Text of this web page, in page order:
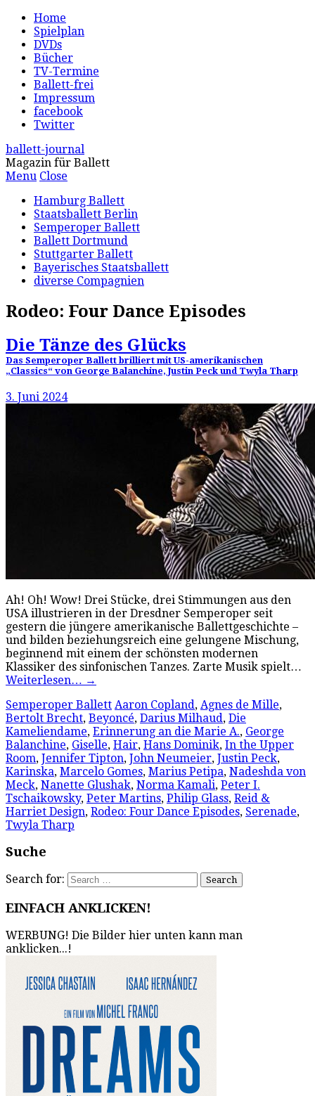
Home
Spielplan
DVDs
Bücher
TV-Termine
Ballett-frei
Impressum
facebook
Twitter
ballett-journal
Magazin für Ballett
Menu Close
Hamburg Ballett
Staatsballett Berlin
Semperoper Ballett
Ballett Dortmund
Stuttgarter Ballett
Bayerisches Staatsballett
diverse Compagnien
Rodeo: Four Dance Episodes
Die Tänze des Glücks
Das Semperoper Ballett brilliert mit US-amerikanischen
„Classics“ von George Balanchine, Justin Peck und Twyla Tharp
3. Juni 2024
Ah! Oh! Wow! Drei Stücke, drei Stimmungen aus den
USA illustrieren in der Dresdner Semperoper seit
gestern die jüngere amerikanische Ballettgeschichte –
und bilden beziehungsreich eine gelungene Mischung,
beginnend mit einem der schönsten modernen
Klassiker des sinfonischen Tanzes. Zarte Musik spielt…
Weiterlesen… →
Semperoper Ballett Aaron Copland, Agnes de Mille,
Bertolt Brecht, Beyoncé, Darius Milhaud, Die
Kameliendame, Erinnerung an die Marie A., George
Balanchine, Giselle, Hair, Hans Dominik, In the Upper
Room, Jennifer Tipton, John Neumeier, Justin Peck,
Karinska, Marcelo Gomes, Marius Petipa, Nadeshda von
Meck, Nanette Glushak, Norma Kamali, Peter I.
Tschaikowsky, Peter Martins, Philip Glass, Reid &
Harriet Design, Rodeo: Four Dance Episodes, Serenade,
Twyla Tharp
Suche
Search for:
EINFACH ANKLICKEN!
WERBUNG! Die Bilder hier unten kann man
anklicken...!